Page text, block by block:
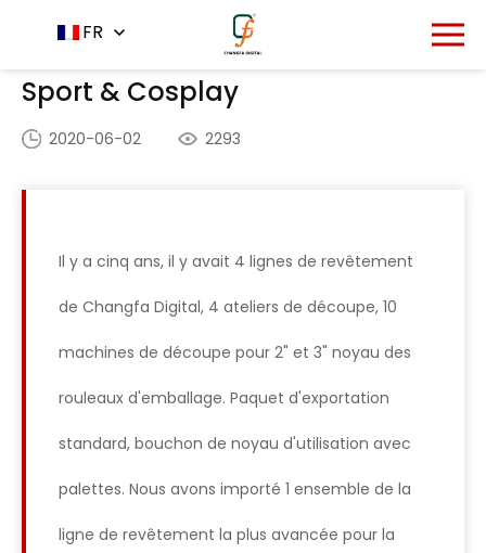
FR
Accueil - Application Sport & Cosplay
Sport & Cosplay
2020-06-02 2293
Il y a cinq ans, il y avait 4 lignes de revêtement
de Changfa Digital, 4 ateliers de découpe, 10
machines de découpe pour 2" et 3" noyau des
rouleaux d'emballage. Paquet d'exportation
standard, bouchon de noyau d'utilisation avec
palettes. Nous avons importé 1 ensemble de la
ligne de revêtement la plus avancée pour la